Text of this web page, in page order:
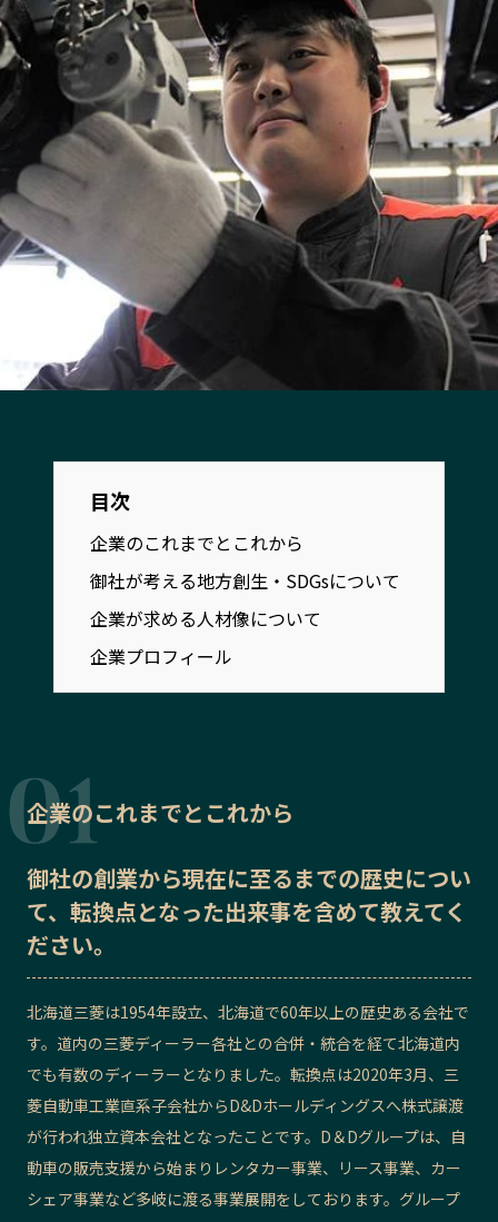
岡山エリア
広島エリア
山口エリア
徳島エリア
香川エリア
愛媛エリア
高知エリア
福岡エリア
佐賀エリア
長崎エリア
熊本エリア
大分エリア
宮崎エリア
鹿児島エリア
沖縄エリア
カテゴリから探す
Localist
イベント
飲食店
地域豆知識
ニッポンの百選大全集
Sporkle
「人」から探す
お問い合わせ 会社概要
目次
企業のこれまでとこれから
御社が考える地方創生・SDGsについて
企業が求める人材像について
企業プロフィール
企業のこれまでとこれから
御社の創業から現在に至るまでの歴史につい
て、転換点となった出来事を含めて教えてく
ださい。
北海道三菱は1954年設立、北海道で60年以上の歴史ある会社で
す。道内の三菱ディーラー各社との合併・統合を経て北海道内
でも有数のディーラーとなりました。転換点は2020年3月、三
菱自動車工業直系子会社からD&Dホールディングスへ株式譲渡
が行われ独立資本会社となったことです。D＆Dグループは、自
動車の販売支援から始まりレンタカー事業、リース事業、カー
シェア事業など多岐に渡る事業展開をしております。グループ